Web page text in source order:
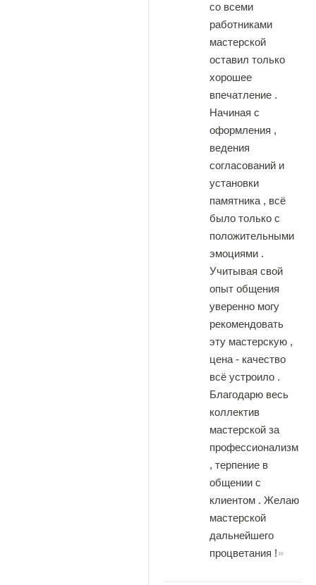
со всеми
работниками
мастерской
оставил только
хорошее
впечатление .
Начиная с
оформления ,
ведения
согласований и
установки
памятника , всё
было только с
положительными
эмоциями .
Учитывая свой
опыт общения
уверенно могу
рекомендовать
эту мастерскую ,
цена - качество
всё устроило .
Благодарю весь
коллектив
мастерской за
профессионализм
, терпение в
общении с
клиентом . Желаю
мастерской
дальнейшего
процветания !